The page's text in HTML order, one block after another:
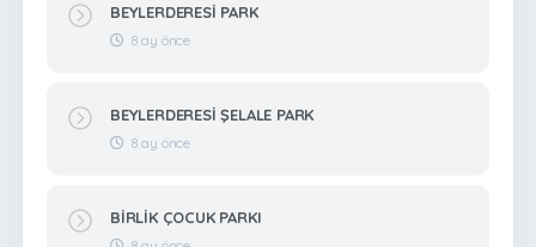
BEYLERDERESİ PARK
8 ay önce
BEYLERDERESİ ŞELALE PARK
8 ay önce
BİRLİK ÇOCUK PARKI